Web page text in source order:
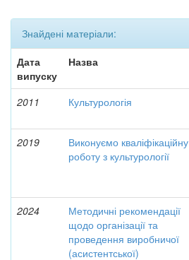
Знайдені матеріали:
Дата
випуску
Назва
2011 Культурологія
2019
Виконуємо кваліфікаційну
роботу з культурології
2024
Методичні рекомендації
щодо організації та
проведення виробничої
(асистентської)